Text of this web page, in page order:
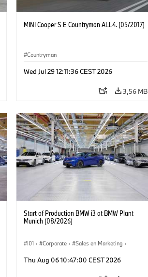
MINI Cooper S E Countryman ALL4. (05/2017)
Countryman
Wed Jul 29 12:11:36 CEST 2026
3,56 MB
Start of Production BMW i3 at BMW Plant
Munich (08/2026)
I01 · Corporate · Sales en Marketing ·
Thu Aug 06 10:47:00 CEST 2026